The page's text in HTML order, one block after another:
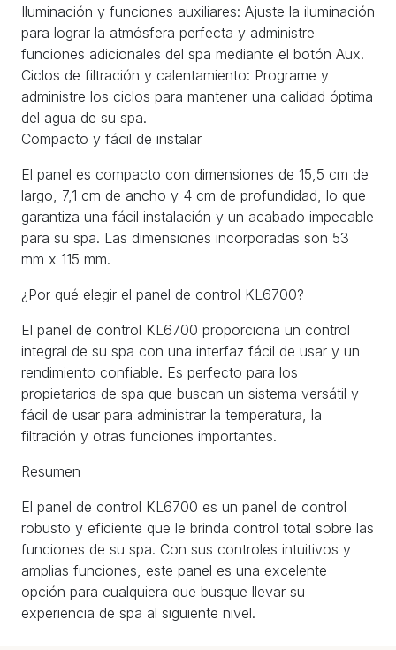
Iluminación y funciones auxiliares: Ajuste la iluminación
para lograr la atmósfera perfecta y administre
funciones adicionales del spa mediante el botón Aux.
Ciclos de filtración y calentamiento: Programe y
administre los ciclos para mantener una calidad óptima
del agua de su spa.
Compacto y fácil de instalar
El panel es compacto con dimensiones de 15,5 cm de
largo, 7,1 cm de ancho y 4 cm de profundidad, lo que
garantiza una fácil instalación y un acabado impecable
para su spa. Las dimensiones incorporadas son 53
mm x 115 mm.
¿Por qué elegir el panel de control KL6700?
El panel de control KL6700 proporciona un control
integral de su spa con una interfaz fácil de usar y un
rendimiento confiable. Es perfecto para los
propietarios de spa que buscan un sistema versátil y
fácil de usar para administrar la temperatura, la
filtración y otras funciones importantes.
Resumen
El panel de control KL6700 es un panel de control
robusto y eficiente que le brinda control total sobre las
funciones de su spa. Con sus controles intuitivos y
amplias funciones, este panel es una excelente
opción para cualquiera que busque llevar su
experiencia de spa al siguiente nivel.